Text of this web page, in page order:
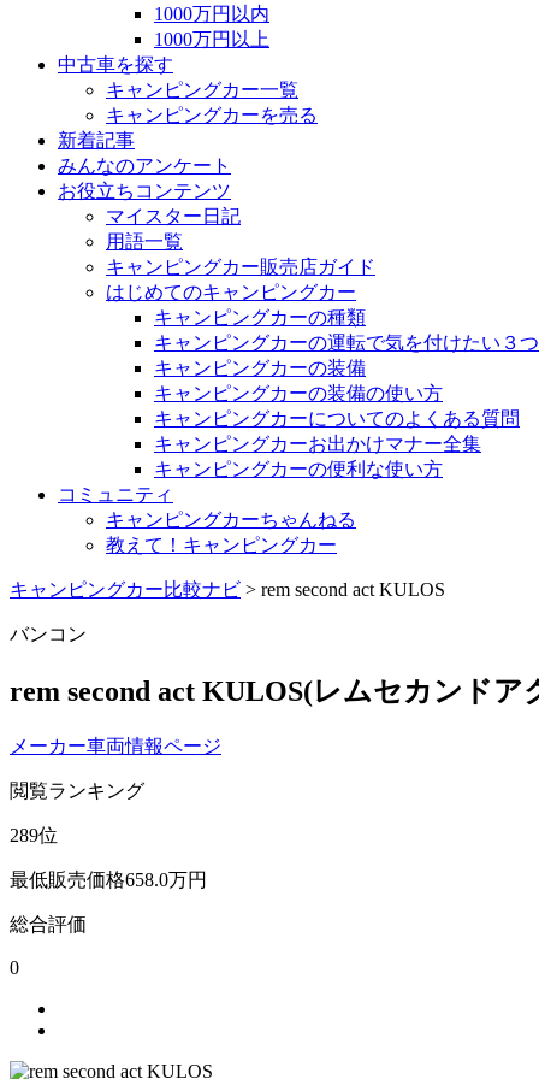
1000万円以内
1000万円以上
中古車を探す
キャンピングカー一覧
キャンピングカーを売る
新着記事
みんなのアンケート
お役立ちコンテンツ
マイスター日記
用語一覧
キャンピングカー販売店ガイド
はじめてのキャンピングカー
キャンピングカーの種類
キャンピングカーの運転で気を付けたい３
キャンピングカーの装備
キャンピングカーの装備の使い方
キャンピングカーについてのよくある質問
キャンピングカーお出かけマナー全集
キャンピングカーの便利な使い方
コミュニティ
キャンピングカーちゃんねる
教えて！キャンピングカー
キャンピングカー比較ナビ > rem second act KULOS
バンコン
rem second act KULOS(レムセカンドア
メーカー車両情報ページ
閲覧ランキング
289位
最低販売価格658.0万円
総合評価
0